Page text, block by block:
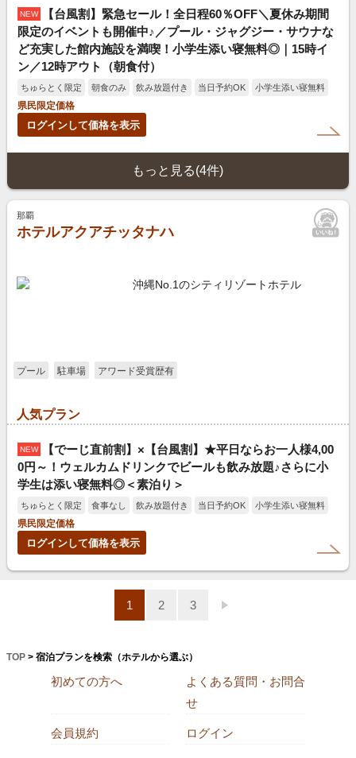
NEW
【台風割】緊急セール！全日程60％OFF＼夏休み期間
限定のイベントも開催中♪／プール・ジャグジー・サウナな
ど充実した館内施設を満喫！小学生添い寝無料◎｜15時イ
ン／12時アウト（朝食付）
ちゅらとく限定 朝食のみ 飲み放題付き 当日予約OK
小学生添い寝無料
県民限定価格
ログインして価格を表示
もっと見る(4件)
那覇
ホテルアクアチッタナハ
沖縄No.1のシティリゾートホテル
プール 駐車場 アワード受賞歴有
人気プラン
NEW
【でーじ直前割】×【台風割】★平日ならお一人様4,00
0円～！ウェルカムドリンクでビールも飲み放題♪さらに小
学生は添い寝無料◎＜素泊り＞
ちゅらとく限定 食事なし 飲み放題付き 当日予約OK
小学生添い寝無料
県民限定価格
ログインして価格を表示
1 2 3
TOP > 宿泊プランを検索（ホテルから選ぶ）
初めての方へ
よくある質問・お問合
せ
会員規約 ログイン